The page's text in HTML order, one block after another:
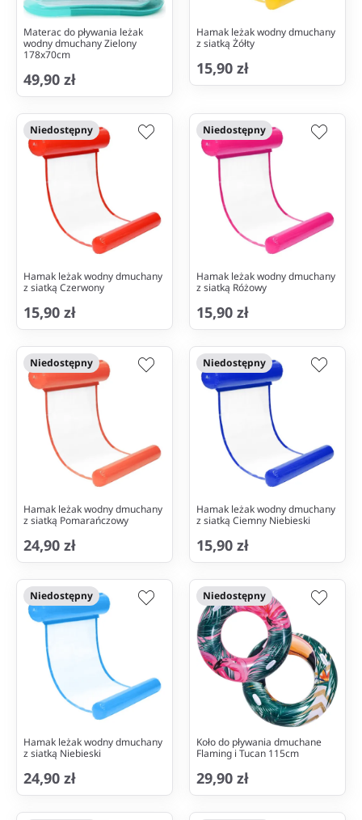
Materac do pływania leżak
wodny dmuchany Zielony
178x70cm
49,90 zł
Hamak leżak wodny dmuchany
z siatką Żółty
15,90 zł
Niedostępny
Hamak leżak wodny dmuchany
z siatką Czerwony
15,90 zł
Niedostępny
Hamak leżak wodny dmuchany
z siatką Różowy
15,90 zł
Niedostępny
Hamak leżak wodny dmuchany
z siatką Pomarańczowy
24,90 zł
Niedostępny
Hamak leżak wodny dmuchany
z siatką Ciemny Niebieski
15,90 zł
Niedostępny
Hamak leżak wodny dmuchany
z siatką Niebieski
24,90 zł
Niedostępny
Koło do pływania dmuchane
Flaming i Tucan 115cm
29,90 zł